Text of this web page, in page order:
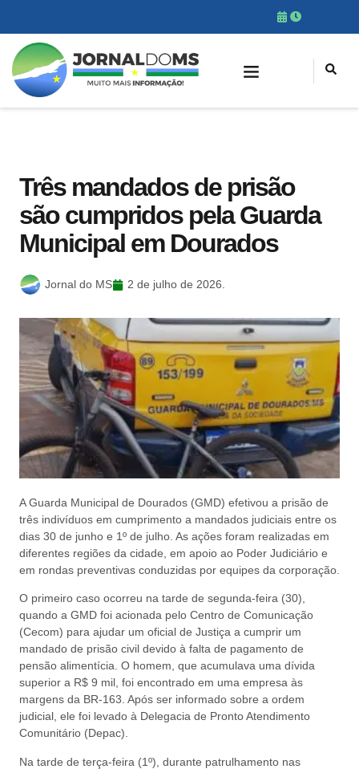
Três mandados de prisão
são cumpridos pela Guarda
Municipal em Dourados
Jornal do MS 2 de julho de 2026.
A Guarda Municipal de Dourados (GMD) efetivou a prisão de
três indivíduos em cumprimento a mandados judiciais entre os
dias 30 de junho e 1º de julho. As ações foram realizadas em
diferentes regiões da cidade, em apoio ao Poder Judiciário e
em rondas preventivas conduzidas por equipes da corporação.
O primeiro caso ocorreu na tarde de segunda-feira (30),
quando a GMD foi acionada pelo Centro de Comunicação
(Cecom) para ajudar um oficial de Justiça a cumprir um
mandado de prisão civil devido à falta de pagamento de
pensão alimentícia. O homem, que acumulava uma dívida
superior a R$ 9 mil, foi encontrado em uma empresa às
margens da BR-163. Após ser informado sobre a ordem
judicial, ele foi levado à Delegacia de Pronto Atendimento
Comunitário (Depac).
Na tarde de terça-feira (1º), durante patrulhamento nas